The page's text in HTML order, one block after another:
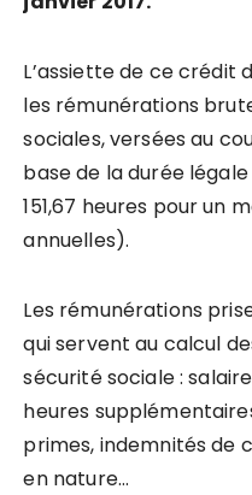
L’assiette de ce crédit
les rémunérations
sociales, versées au
base de la durée
151,67 heures pour un
annuelles).
Les rémunérations
qui servent au calcul
sécurité sociale :
heures
primes, indemnités de
en nature…